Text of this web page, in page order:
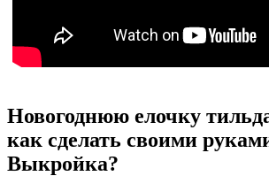
Новогоднюю елочку
как сделать своими
Выкройка?